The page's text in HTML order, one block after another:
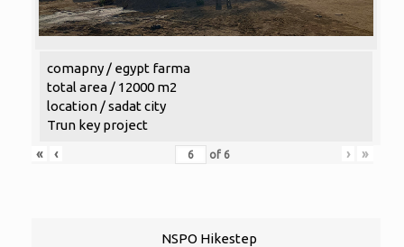
comapny / egypt farma
total area / 12000 m2
location / sadat city
Trun key project
«
‹ of 6 › »
NSPO Hikestep